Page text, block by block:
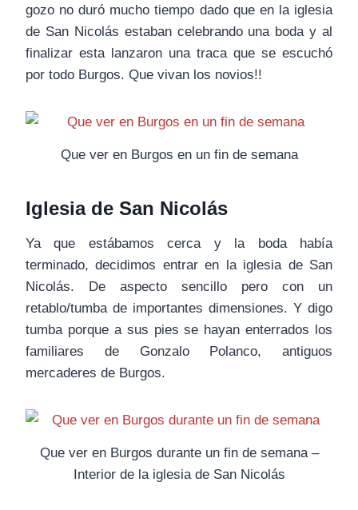
gozo no duró mucho tiempo dado que en la iglesia
de San Nicolás estaban celebrando una boda y al
finalizar esta lanzaron una traca que se escuchó
por todo Burgos. Que vivan los novios!!
Que ver en Burgos en un fin de semana
Iglesia de San Nicolás
Ya que estábamos cerca y la boda había
terminado, decidimos entrar en la iglesia de San
Nicolás. De aspecto sencillo pero con un
retablo/tumba de importantes dimensiones. Y digo
tumba porque a sus pies se hayan enterrados los
familiares de Gonzalo Polanco, antiguos
mercaderes de Burgos.
Que ver en Burgos durante un fin de semana –
Interior de la iglesia de San Nicolás